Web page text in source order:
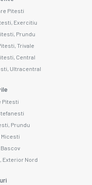
Pitesti
Exercitiu
Prundu
Trivale
Central
Ultracentral
Pitesti
Prundu
Micesti
Bascov
Exterior Nord